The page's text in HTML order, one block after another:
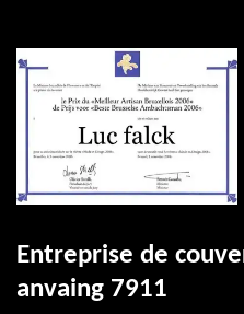
Entreprise de
anvaing 7911